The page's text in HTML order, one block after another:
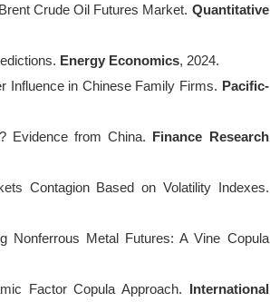
Crude Oil Futures Market. Quantitative
Energy Economics, 2024.
Influence in Chinese Family Firms. Pacific-
Evidence from China. Finance Research
Contagion Based on Volatility Indexes.
Nonferrous Metal Futures: A Vine Copula
Factor Copula Approach. International